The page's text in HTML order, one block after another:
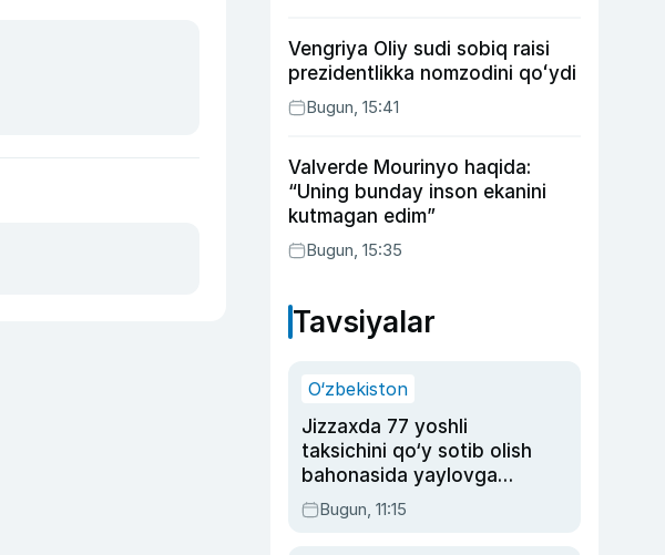
Vengriya Oliy sudi sobiq raisi
prezidentlikka nomzodini qoʻydi
Bugun, 15:41
Valverde Mourinyo haqida:
“Uning bunday inson ekanini
kutmagan edim”
Bugun, 15:35
Tavsiyalar
O‘zbekiston
Jizzaxda 77 yoshli
taksichini qo‘y sotib olish
bahonasida yaylovga
olib borib o‘ldirgan yigit
20 yilga qamaldi
Bugun, 11:15